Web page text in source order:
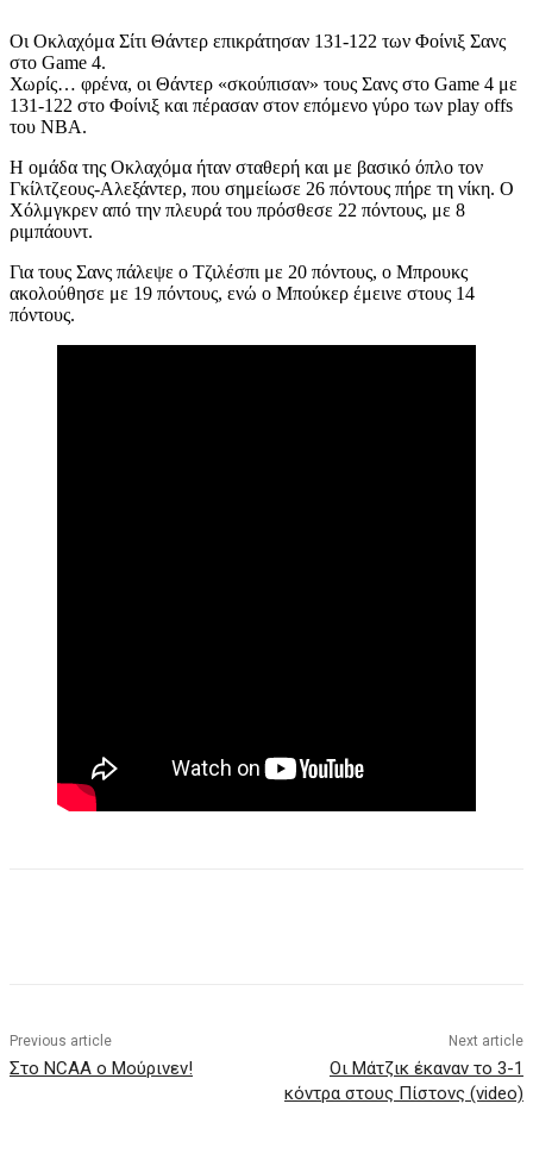
Οι Οκλαχόμα Σίτι Θάντερ επικράτησαν 131-122 των Φοίνιξ Σανς
στο Game 4.
Χωρίς… φρένα, οι Θάντερ «σκούπισαν» τους Σανς στο Game 4 με
131-122 στο Φοίνιξ και πέρασαν στον επόμενο γύρο των play offs
του NBA.
Η ομάδα της Οκλαχόμα ήταν σταθερή και με βασικό όπλο τον
Γκίλτζεους-Αλεξάντερ, που σημείωσε 26 πόντους πήρε τη νίκη. Ο
Χόλμγκρεν από την πλευρά του πρόσθεσε 22 πόντους, με 8
ριμπάουντ.
Για τους Σανς πάλεψε ο Τζιλέσπι με 20 πόντους, ο Μπρουκς
ακολούθησε με 19 πόντους, ενώ ο Μπούκερ έμεινε στους 14
πόντους.
Previous article
Στο NCAA ο Μούρινεν!
Next article
Οι Μάτζικ έκαναν το 3-1
κόντρα στους Πίστονς (video)